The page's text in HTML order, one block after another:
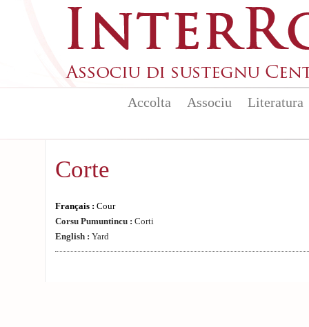
Accolta Associu Literatura
Corte
Français : Cour
Corsu Pumuntincu : Corti
English : Yard